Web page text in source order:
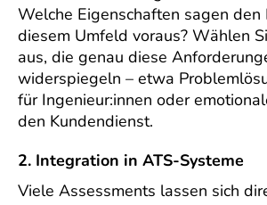
Welche Eigenschaften sagen den
diesem Umfeld voraus? Wählen
aus, die genau diese
widerspiegeln – etwa
für Ingenieur:innen oder
den Kundendienst.
2. Integration in ATS-Systeme
Viele Assessments lassen sich